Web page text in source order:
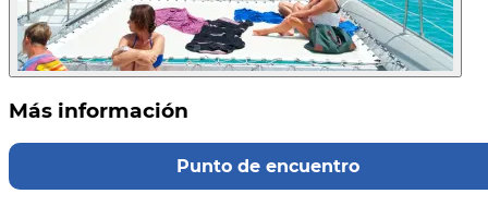
Más información
Punto de encuentro